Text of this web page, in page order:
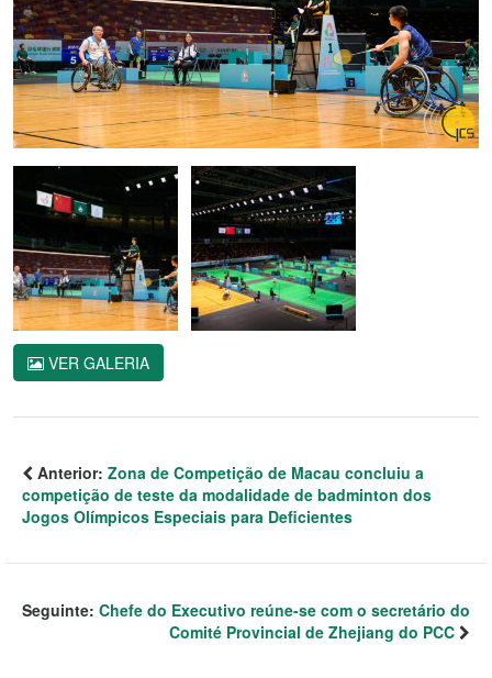
VER GALERIA
Anterior: Zona de Competição de Macau concluiu a
competição de teste da modalidade de badminton dos
Jogos Olímpicos Especiais para Deficientes
Seguinte: Chefe do Executivo reúne-se com o secretário do
Comité Provincial de Zhejiang do PCC